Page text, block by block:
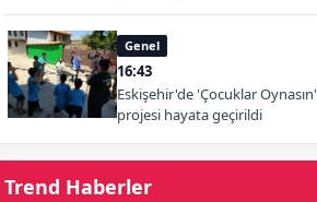
Genel
16:43
Eskişehir'de 'Çocuklar Oynasın'
projesi hayata geçirildi
Trend Haberler